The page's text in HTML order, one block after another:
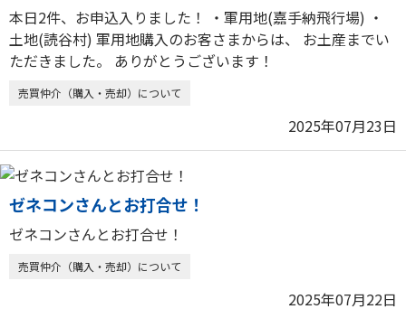
本日2件、お申込入りました！ ・軍用地(嘉手納飛行場) ・
土地(読谷村) 軍用地購入のお客さまからは、 お土産までい
ただきました。 ありがとうございます！
売買仲介（購入・売却）について
2025年07月23日
ゼネコンさんとお打合せ！
ゼネコンさんとお打合せ！
売買仲介（購入・売却）について
2025年07月22日